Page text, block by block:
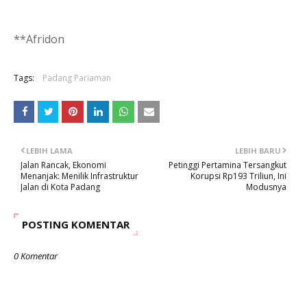
**Afridon
Tags: Padang Pariaman
LEBIH BARU
Petinggi Pertamina Tersangkut
Korupsi Rp193 Triliun, Ini
Modusnya
LEBIH LAMA
Jalan Rancak, Ekonomi
Menanjak: Menilik Infrastruktur
Jalan di Kota Padang
POSTING KOMENTAR
0 Komentar